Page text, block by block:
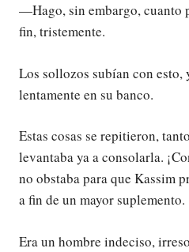
—Hago, sin embargo,
fin, tristemente.
Los sollozos subían con esto,
lentamente en su banco.
Estas cosas se repitieron,
levantaba ya a consolarla.
no obstaba para que Kassim
a fin de un mayor suplemento.
Era un hombre indeciso,